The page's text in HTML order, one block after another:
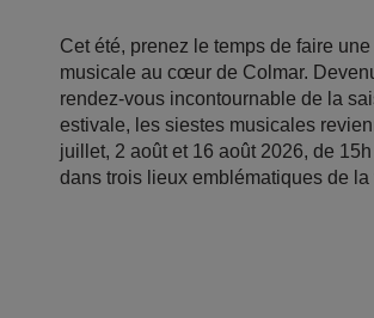
Cet été, prenez le temps de faire
musicale au cœur de Colmar.
rendez-vous incontournable de la
estivale, les siestes musicales
juillet, 2 août et 16 août 2026, de
dans trois lieux emblématiques de la